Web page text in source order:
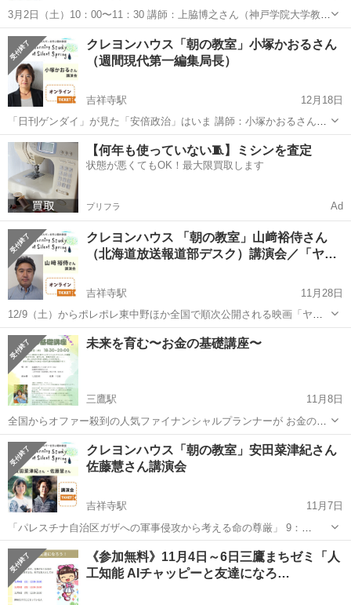
3月2日（土）10：00〜11：30 講師：上脇博之さん（神戸学院大学教
授） 企画・進行：落合恵子（作家、クレヨンハウス主宰） 参加費：
1,000円（税込） ＊オンライン講演会ですが、パブリックビューイン
グをクレヨン...
東京 武蔵野市 吉祥寺駅 セミナー オンライン
クレヨンハウス「朝の教室」小塚かおるさん
（週間現代第一編集局長）
吉祥寺駅
12月18日
「日刊ゲンダイ」が見た「安倍政治」はいま 講師：小塚かおるさん
（日刊現代第一編集局長） 企画・進行：落合恵子（作家、クレヨンハ
ウス主宰） 夕刊紙「日刊ゲンダイ」で忖度のない紙面づくりを続けて
きた小塚かおるさん。 第二...
東京 武蔵野市 吉祥寺駅 セミナー 作家
【何年も使っていない🧵】ミシンを査定
状態が悪くてもOK！最大限買取します
プリフラ Ad
クレヨンハウス 「朝の教室」山﨑裕侍さん
（北海道放送報道部デスク）講演会／「ヤ…
吉祥寺駅
11月28日
12/9（土）からポレポレ東中野ほか全国で順次公開される映画「ヤジ
と民主主義 劇場拡大版」。 監督の山﨑裕侍さんをお迎えします。
2019年、札幌市で街頭演説中だった安倍元首相に批判の声を上げた市
民を、警察が不当に排除し...
東京 武蔵野市 吉祥寺駅 セミナー 講演会
未来を育む〜お金の基礎講座〜
三鷹駅
11月8日
全国からオファー殺到の人気ファイナンシャルプランナーが お金のし
くみ・守り方・殖やし方…etc 楽しくわかりやすくお伝えします！ 学
校や銀行では教えてくれない 目からウロコのお話満載です(^^) ＊お
子...
東京 武蔵野市 セミナー お金
クレヨンハウス「朝の教室」安田菜津紀さん
佐藤慧さん講演会
吉祥寺駅
11月7日
「パレスチナ自治区ガザへの軍事侵攻から考える命の尊厳」 9：
30（開場9：10）〜11：00 企画・進行／落合恵子（作家、クレヨンハ
ウス主宰） 参加費1,000円（税込） パレスチナ自治区ガザへのイスラ
エル軍によ...
東京 武蔵野市 吉祥寺駅 セミナー 佐藤
《参加無料》11月4日～6日三鷹まちゼミ「人
工知能 AIチャッピーと友達になろ…